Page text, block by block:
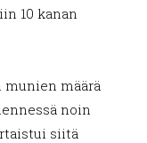
10 kanan
määrä
noin
siitä